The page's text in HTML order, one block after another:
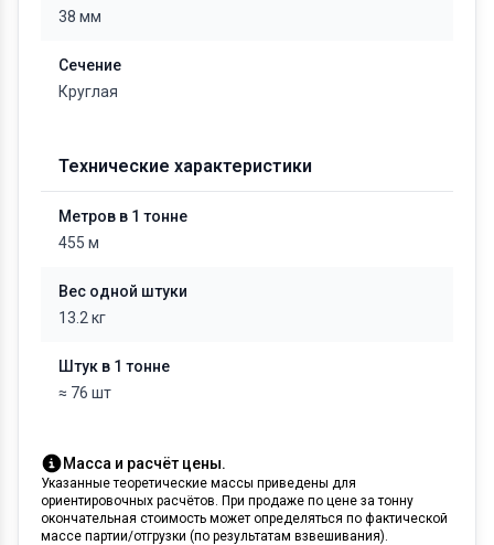
38 мм
Сечение
Круглая
Технические характеристики
Метров в 1 тонне
455 м
Вес одной штуки
13.2 кг
Штук в 1 тонне
≈ 76 шт
Масса и расчёт цены.
Указанные теоретические массы приведены для
ориентировочных расчётов. При продаже по цене за тонну
окончательная стоимость может определяться по фактической
массе партии/отгрузки (по результатам взвешивания).